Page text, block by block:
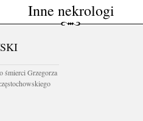
Inne nekrologi
śmierci Grzegorza